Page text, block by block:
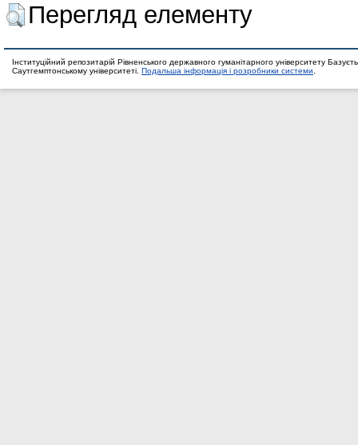
Перегляд елементу
Інституційний репозитарій Рівненського державного гуманітарного університету
Саутгемптонському університеті. Подальша інформація і розробники системи